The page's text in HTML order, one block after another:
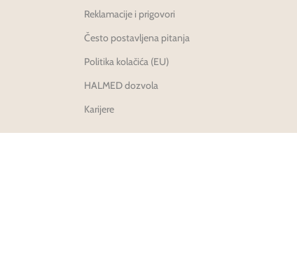
Reklamacije i prigovori
Često postavljena pitanja
Politika kolačića (EU)
HALMED dozvola
Karijere